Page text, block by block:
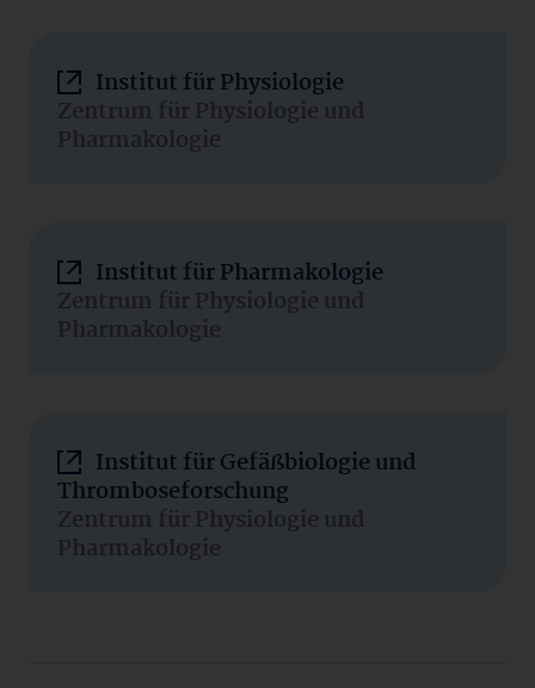
Institut für Physiologie
Zentrum für Physiologie und
Pharmakologie
Institut für Pharmakologie
Zentrum für Physiologie und
Pharmakologie
Institut für Gefäßbiologie und
Thromboseforschung
Zentrum für Physiologie und
Pharmakologie